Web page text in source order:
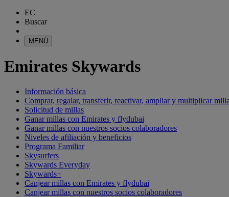
EC
Buscar
MENÚ
Emirates Skywards
Información básica
Comprar, regalar, transferir, reactivar, ampliar y multiplicar
Solicitud de millas
Ganar millas con Emirates y flydubai
Ganar millas con nuestros socios colaboradores
Niveles de afiliación y beneficios
Programa Familiar
Skysurfers
Skywards Everyday
Skywards+
Canjear millas con Emirates y flydubai
Canjear millas con nuestros socios colaboradores